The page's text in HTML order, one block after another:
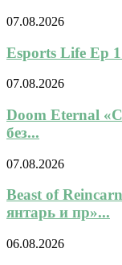
07.08.2026
Esports Life Ep
07.08.2026
Doom Eternal
без...
07.08.2026
Beast of
янтарь и пр»...
06.08.2026